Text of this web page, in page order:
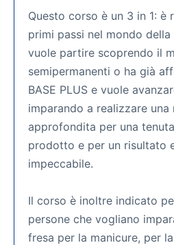
Questo corso è un 3 in 1: è
primi passi nel mondo
vuole partire scoprendo il
semipermanenti o ha già
BASE PLUS e vuole
imparando a realizzare una
approfondita per una
prodotto e per un risultato
impeccabile.
Il corso è inoltre indicato
persone che vogliano
fresa per la manicure, per